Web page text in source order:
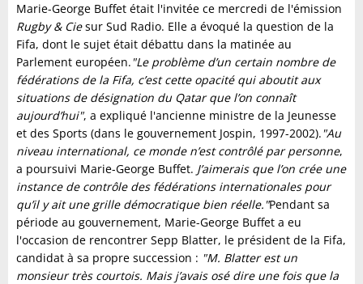
Marie-George Buffet était l'invitée ce mercredi de l'émission
Rugby & Ciesur Sud Radio. Elle a évoqué la question de la
Fifa, dont le sujet était débattu dans la matinée au
Parlement européen."Le problème d’un certain nombre de
fédérations de la Fifa, c’est cette opacité qui aboutit aux
situations de désignation du Qatar que l’on connaît
aujourd’hui", a expliqué l'ancienne ministre de la Jeunesse
et des Sports (dans le gouvernement Jospin, 1997-2002)."Au
niveau international, ce monde n’est contrôlé par personne,
a poursuivi Marie-George Buffet. J’aimerais que l’on crée une
instance de contrôle des fédérations internationales pour
qu’il y ait une grille démocratique bien réelle."Pendant sa
période au gouvernement, Marie-George Buffet a eu
l'occasion de rencontrer Sepp Blatter, le président de la Fifa,
candidat à sa propre succession : "M. Blatter est un
monsieur très courtois. Mais j’avais osé dire une fois que la